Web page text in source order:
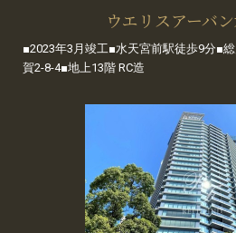
ウエリスアーバ
■2023年3月竣工■水天宮前駅徒歩9分■
賀2-8-4■地上13階 RC造